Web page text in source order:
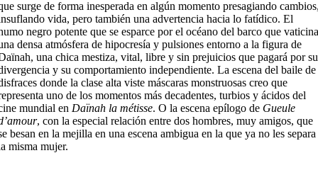
surge de forma inesperada en algún momento presagiando
vida, pero también una advertencia hacia lo fatídico. El
negro potente que se esparce por el océano del barco que
densa atmósfera de hipocresía y pulsiones entorno a la figura de
una chica mestiza, vital, libre y sin prejuicios que pagará por su
y su comportamiento independiente. La escena del baile de
donde la clase alta viste máscaras monstruosas creo que
uno de los momentos más decadentes, turbios y ácidos del
mundial en Daïnah la métisse. O la escena epílogo de Gueule
, con la especial relación entre dos hombres, muy amigos, que
besan en la mejilla en una escena ambigua en la que ya no les separa
misma mujer.